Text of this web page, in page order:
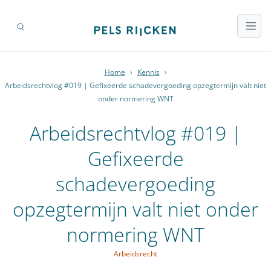
Home › Kennis ›
Arbeidsrechtvlog #019 | Gefixeerde schadevergoeding opzegtermijn valt niet
onder normering WNT
Arbeidsrechtvlog #019 |
Gefixeerde
schadevergoeding
opzegtermijn valt niet onder
normering WNT
Arbeidsrecht